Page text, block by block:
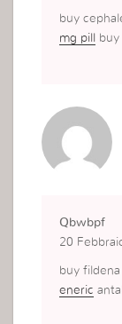
buy
mg pill
Qbwbpf
20
buy
eneric